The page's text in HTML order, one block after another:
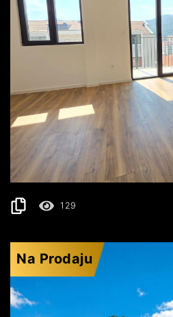
BUDVA
153.680€
36.16 m
129
Na Prodaju